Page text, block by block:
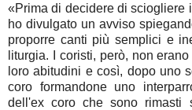
«Prima di decidere di sciogliere
ho divulgato un avviso
proporre canti più semplici e
liturgia. I coristi, però, non
loro abitudini e così, dopo uno
coro formandone uno
dell'ex coro che sono